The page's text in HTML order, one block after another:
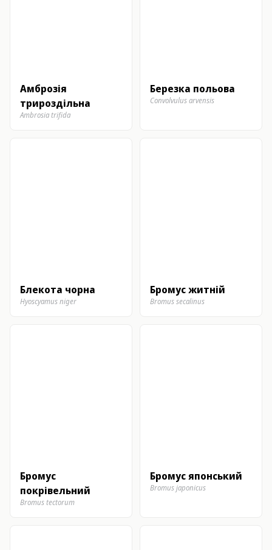
Амброзія
трироздільна
Ambrosia trifida
Березка польова
Convolvulus arvensis
Блекота чорна
Hyoscyamus niger
Бромус житній
Bromus secalinus
Бромус
покрівельний
Bromus tectorum
Бромус японський
Bromus japonicus